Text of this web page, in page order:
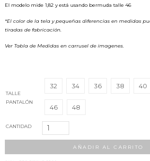
El modelo mide 1,82 y está usando bermuda talle 46
*El color de la tela y pequeñas diferencias en medidas
tiradas de fabricación.
Ver Tabla de Medidas en carrusel de imagenes.
TALLE
PANTALÓN
32 34 36 38 40
46 48
CANTIDAD
Bermuda
AÑADIR AL CARRITO